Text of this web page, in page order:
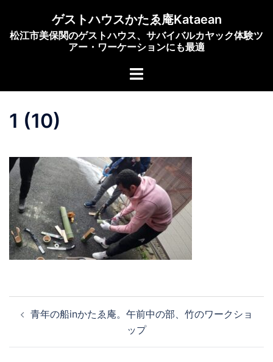
ゲストハウスかたゑ庵Kataean
松江市美保関のゲストハウス、サバイバルカヤック体験ツ
アー・ワーケーションにも最適
ト
ー
1 (10)
稿 青年の船inかたゑ庵。午前中の部、竹のワークショ
ップ